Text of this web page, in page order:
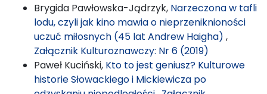
Brygida Pawłowska-Jądrzyk, Narzeczona w tafli
lodu, czyli jak kino mawia o nieprzeniknioności
uczuć miłosnych (45 lat Andrew Haigha) ,
Załącznik Kulturoznawczy: Nr 6 (2019)
Paweł Kuciński, Kto to jest geniusz? Kulturowe
historie Słowackiego i Mickiewicza po